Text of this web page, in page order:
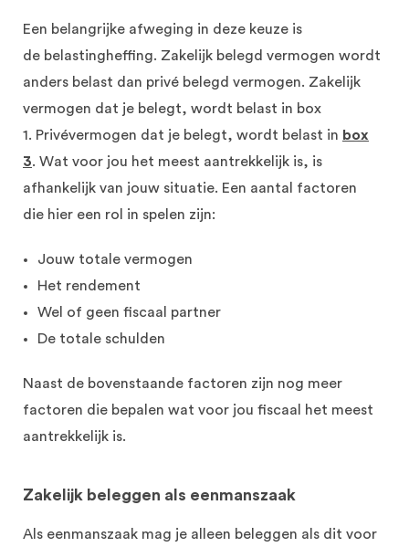
Een belangrijke afweging in deze keuze is
de belastingheffing. Zakelijk belegd vermogen wordt
anders belast dan privé belegd vermogen. Zakelijk
vermogen dat je belegt, wordt belast in box
1. Privévermogen dat je belegt, wordt belast in box
3. Wat voor jou het meest aantrekkelijk is, is
afhankelijk van jouw situatie. Een aantal factoren
die hier een rol in spelen zijn:
Jouw totale vermogen
Het rendement
Wel of geen fiscaal partner
De totale schulden
N aast de bovenstaande factoren zijn nog meer
factoren die bepalen wat voor jou fiscaal het meest
aantrekkelijk is.
Zakelijk beleggen als eenmanszaak
Als eenmanszaak mag je alleen beleggen als dit voor